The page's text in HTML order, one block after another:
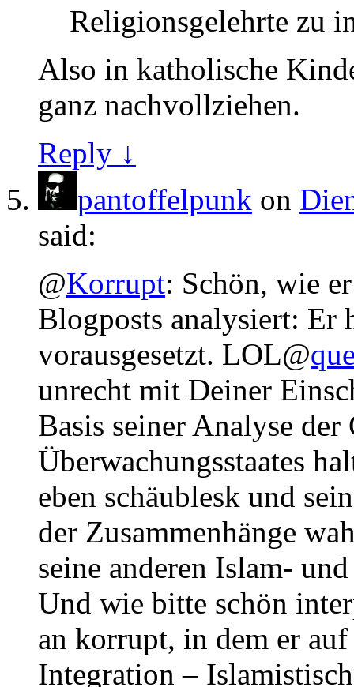
Religionsgelehrte zu
Also in katholische
ganz nachvollziehen.
Reply ↓
pantoffelpunk on
said:
@Korrupt: Schön, wie
Blogposts analysiert: Er
vorausgesetzt. LOL@
unrecht mit Deiner
Basis seiner Analyse
Überwachungsstaates
eben schäublesk und
der Zusammenhänge
seine anderen Islam-
Und wie bitte schön
an korrupt, in dem er
Integration –